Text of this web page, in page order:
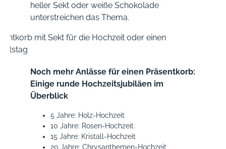
heller Sekt oder weiße Schokolade
unterstreichen das Thema.
Noch mehr Anlässe für einen Präsentkorb:
Einige runde Hochzeitsjubiläen im
Überblick
5 Jahre: Holz-Hochzeit
10 Jahre: Rosen-Hochzeit
15 Jahre: Kristall-Hochzeit
20 Jahre: Chrysanthemen-Hochzeit